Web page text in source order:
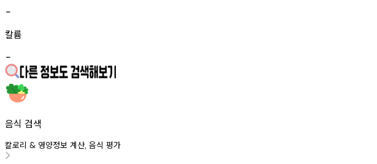
-
칼륨
-
음식 검색
칼로리 & 영양정보 계산, 음식 평가